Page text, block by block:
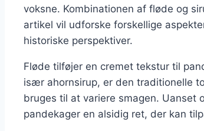
voksne. Kombinationen af fløde og
artikel vil udforske forskellige
historiske perspektiver.
Fløde tilføjer en cremet tekstur til
især ahornsirup, er den traditionelle
bruges til at variere smagen.
pandekager en alsidig ret, der kan